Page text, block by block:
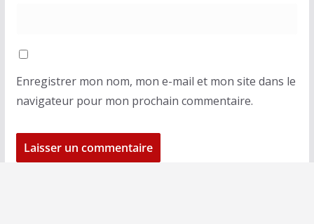
Enregistrer mon nom, mon e-mail et mon site dans le
navigateur pour mon prochain commentaire.